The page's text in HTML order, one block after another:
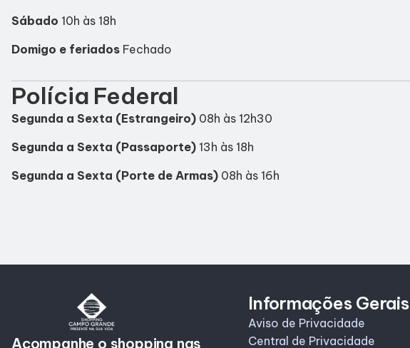
Sábado 10h às 18h
Domigo e feriados Fechado
Polícia Federal
Segunda a Sexta (Estrangeiro) 08h às 12h30
Segunda a Sexta (Passaporte) 13h às 18h
Segunda a Sexta (Porte de Armas) 08h às 16h
Acompanhe o shopping nas
Informações Gerais
Aviso de Privacidade
Central de Privacidade